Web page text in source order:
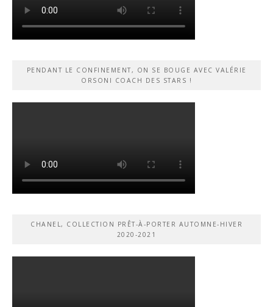
PENDANT LE CONFINEMENT, ON SE BOUGE AVEC VALÉRIE
ORSONI COACH DES STARS !
CHANEL, COLLECTION PRÊT-À-PORTER AUTOMNE-HIVER
2020-2021